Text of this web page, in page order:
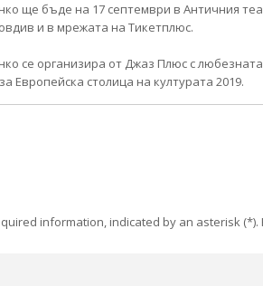
ще бъде на 17 септември в Античния
и в мрежата на Тикетплюс.
се организира от Джаз Плюс с
Европейска столица на културата 2019.
information, indicated by an asterisk (*).